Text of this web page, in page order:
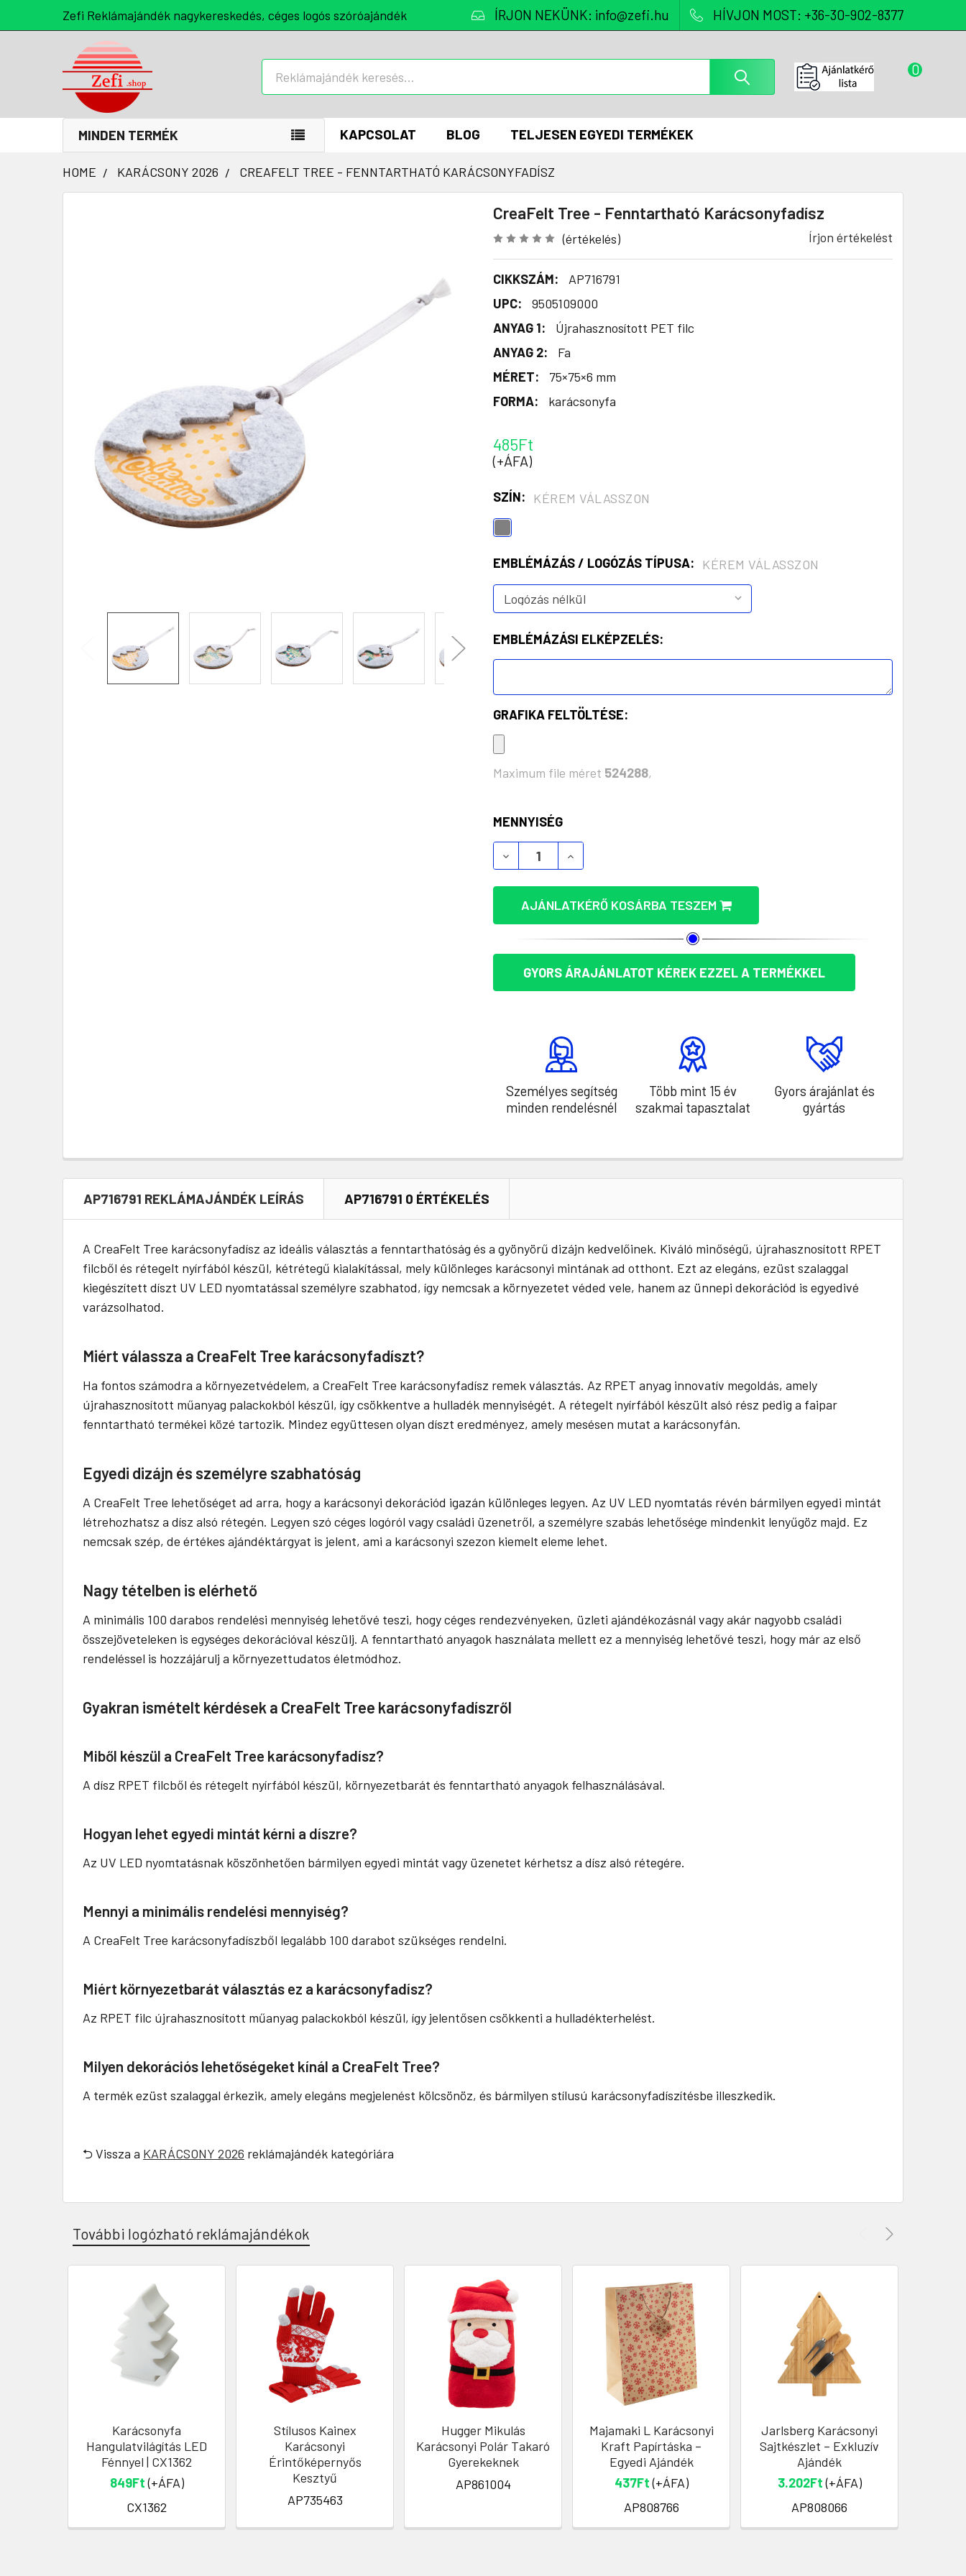
Zefi Reklámajándék nagykereskedés, céges logós szóróajándék ÍRJON NEKÜNK: info@zefi.hu HÍVJON MOST: +36-30-902-8377
0
MINDEN TERMÉK KAPCSOLAT BLOG TELJESEN EGYEDI TERMÉKEK
HOME KARÁCSONY 2026 CREAFELT TREE - FENNTARTHATÓ KARÁCSONYFADÍSZ
CreaFelt Tree - Fenntartható Karácsonyfadísz
(értékelés) Írjon értékelést
CIKKSZÁM:
AP716791
UPC:
9505109000
ANYAG 1:
Újrahasznosított PET filc
ANYAG 2:
Fa
MÉRET:
75×75×6 mm
FORMA:
karácsonyfa
485Ft
(+ÁFA)
SZÍN: KÉREM VÁLASSZON
EMBLÉMÁZÁS / LOGÓZÁS TÍPUSA: KÉREM VÁLASSZON
EMBLÉMÁZÁSI ELKÉPZELÉS:
GRAFIKA FELTÖLTÉSE:
Maximum file méret 524288,
KÉSZLET:
MENNYISÉG
CREAFELT TREE - FENNTARTHATÓ KARÁCSONYFADÍSZ MENNYISÉGÉNEK
CREAFELT TREE - FENNTARTHATÓ KARÁCSONYFADÍSZ
AJÁNLATKÉRŐ KOSÁRBA TESZEM
GYORS ÁRAJÁNLATOT KÉREK EZZEL A TERMÉKKEL
Személyes segítség
minden rendelésnél
Több mint 15 év
szakmai tapasztalat
Gyors árajánlat és
gyártás
AP716791 REKLÁMAJÁNDÉK LEÍRÁS AP716791 0 ÉRTÉKELÉS
A CreaFelt Tree karácsonyfadísz az ideális választás a fenntarthatóság és a gyönyörű dizájn kedvelőinek. Kiváló minőségű, újrahasznosított RPET
filcből és rétegelt nyírfából készül, kétrétegű kialakítással, mely különleges karácsonyi mintának ad otthont. Ezt az elegáns, ezüst szalaggal
kiegészített díszt UV LED nyomtatással személyre szabhatod, így nemcsak a környezetet véded vele, hanem az ünnepi dekorációd is egyedivé
varázsolhatod.
Miért válassza a CreaFelt Tree karácsonyfadíszt?
Ha fontos számodra a környezetvédelem, a CreaFelt Tree karácsonyfadísz remek választás. Az RPET anyag innovatív megoldás, amely
újrahasznosított műanyag palackokból készül, így csökkentve a hulladék mennyiségét. A rétegelt nyírfából készült alsó rész pedig a faipar
fenntartható termékei közé tartozik. Mindez együttesen olyan díszt eredményez, amely mesésen mutat a karácsonyfán.
Egyedi dizájn és személyre szabhatóság
A CreaFelt Tree lehetőséget ad arra, hogy a karácsonyi dekorációd igazán különleges legyen. Az UV LED nyomtatás révén bármilyen egyedi mintát
létrehozhatsz a dísz alsó rétegén. Legyen szó céges logóról vagy családi üzenetről, a személyre szabás lehetősége mindenkit lenyűgöz majd. Ez
nemcsak szép, de értékes ajándéktárgyat is jelent, ami a karácsonyi szezon kiemelt eleme lehet.
Nagy tételben is elérhető
A minimális 100 darabos rendelési mennyiség lehetővé teszi, hogy céges rendezvényeken, üzleti ajándékozásnál vagy akár nagyobb családi
összejöveteleken is egységes dekorációval készülj. A fenntartható anyagok használata mellett ez a mennyiség lehetővé teszi, hogy már az első
rendeléssel is hozzájárulj a környezettudatos életmódhoz.
Gyakran ismételt kérdések a CreaFelt Tree karácsonyfadíszről
Miből készül a CreaFelt Tree karácsonyfadísz?
A dísz RPET filcből és rétegelt nyírfából készül, környezetbarát és fenntartható anyagok felhasználásával.
Hogyan lehet egyedi mintát kérni a díszre?
Az UV LED nyomtatásnak köszönhetően bármilyen egyedi mintát vagy üzenetet kérhetsz a dísz alsó rétegére.
Mennyi a minimális rendelési mennyiség?
A CreaFelt Tree karácsonyfadíszből legalább 100 darabot szükséges rendelni.
Miért környezetbarát választás ez a karácsonyfadísz?
Az RPET filc újrahasznosított műanyag palackokból készül, így jelentősen csökkenti a hulladékterhelést.
Milyen dekorációs lehetőségeket kínál a CreaFelt Tree?
A termék ezüst szalaggal érkezik, amely elegáns megjelenést kölcsönöz, és bármilyen stílusú karácsonyfadíszítésbe illeszkedik.
⮌ Vissza a KARÁCSONY 2026 reklámajándék kategóriára
További logózható reklámajándékok
Karácsonyfa
Hangulatvilágítás LED
Fénnyel | CX1362
849Ft(+ÁFA)
CX1362
Stílusos Kainex
Karácsonyi
Érintőképernyős
Kesztyű
AP735463
Hugger Mikulás
Karácsonyi Polár Takaró
Gyerekeknek
AP861004
Majamaki L Karácsonyi
Kraft Papírtáska –
Egyedi Ajándék
437Ft(+ÁFA)
AP808766
Jarlsberg Karácsonyi
Sajtkészlet – Exkluzív
Ajándék
3.202Ft(+ÁFA)
AP808066